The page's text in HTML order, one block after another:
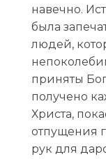
навечно.
была
людей,
приняты
получено
Христа,
отпущения
рук для